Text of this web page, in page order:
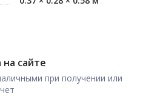
сайте
при получении или